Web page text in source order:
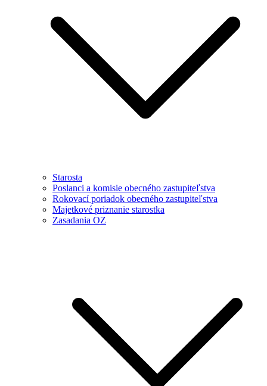
Starosta
Poslanci a komisie obecného zastupiteľstva
Rokovací poriadok obecného zastupiteľstva
Majetkové priznanie starostka
Zasadania OZ